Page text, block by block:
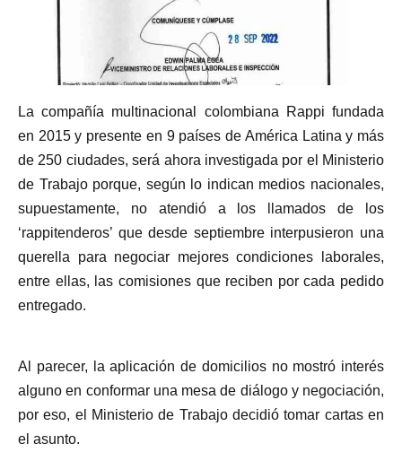
La compañía multinacional colombiana Rappi fundada
en 2015 y presente en 9 países de América Latina y más
de 250 ciudades, será ahora investigada por el Ministerio
de Trabajo porque, según lo indican medios nacionales,
supuestamente, no atendió a los llamados de los
‘rappitenderos’ que desde septiembre interpusieron una
querella para negociar mejores condiciones laborales,
entre ellas, las comisiones que reciben por cada pedido
entregado.
Al parecer, la aplicación de domicilios no mostró interés
alguno en conformar una mesa de diálogo y negociación,
por eso, el Ministerio de Trabajo decidió tomar cartas en
el asunto.